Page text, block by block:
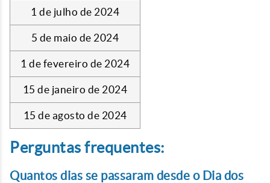
1 de julho de 2024
5 de maio de 2024
1 de fevereiro de 2024
15 de janeiro de 2024
15 de agosto de 2024
Perguntas frequentes:
Quantos dias se passaram desde o Dia dos